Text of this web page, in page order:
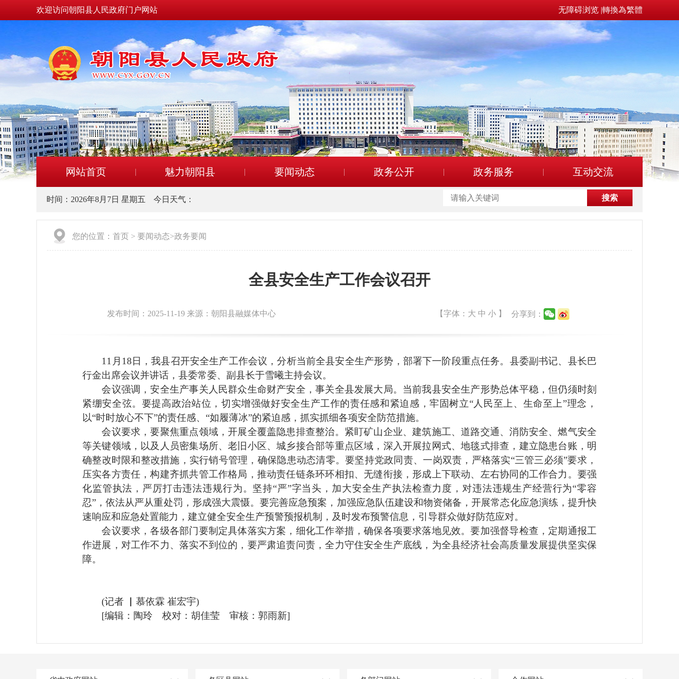
欢迎访问朝阳县人民政府门户网站 无障碍浏览 |轉換為繁體
网站首页 魅力朝阳县 要闻动态 政务公开 政务服务 互动交流
时间： 2026年8月7日 星期五 今日天气：
您的位置： 首页 > 要闻动态>政务要闻
全县安全生产工作会议召开
发布时间：2025-11-19 来源：朝阳县融媒体中心 【字体： 大 中 小 】 分享到：
11月18日，我县召开安全生产工作会议，分析当前全县安全生产形势，部署下一阶段重点任务。县委副书记、县长巴
行金出席会议并讲话，县委常委、副县长于雪曦主持会议。
会议强调，安全生产事关人民群众生命财产安全，事关全县发展大局。当前我县安全生产形势总体平稳，但仍须时刻
紧绷安全弦。要提高政治站位，切实增强做好安全生产工作的责任感和紧迫感，牢固树立“人民至上、生命至上”理念，
以“时时放心不下”的责任感、“如履薄冰”的紧迫感，抓实抓细各项安全防范措施。
会议要求，要聚焦重点领域，开展全覆盖隐患排查整治。紧盯矿山企业、建筑施工、道路交通、消防安全、燃气安全
等关键领域，以及人员密集场所、老旧小区、城乡接合部等重点区域，深入开展拉网式、地毯式排查，建立隐患台账，明
确整改时限和整改措施，实行销号管理，确保隐患动态清零。要坚持党政同责、一岗双责，严格落实“三管三必须”要求，
压实各方责任，构建齐抓共管工作格局，推动责任链条环环相扣、无缝衔接，形成上下联动、左右协同的工作合力。要强
化监管执法，严厉打击违法违规行为。坚持“严”字当头，加大安全生产执法检查力度，对违法违规生产经营行为“零容
忍”，依法从严从重处罚，形成强大震慑。要完善应急预案，加强应急队伍建设和物资储备，开展常态化应急演练，提升快
速响应和应急处置能力，建立健全安全生产预警预报机制，及时发布预警信息，引导群众做好防范应对。
会议要求，各级各部门要制定具体落实方案，细化工作举措，确保各项要求落地见效。要加强督导检查，定期通报工
作进展，对工作不力、落实不到位的，要严肃追责问责，全力守住安全生产底线，为全县经济社会高质量发展提供坚实保
障。
(记者 ▏慕依霖 崔宏宇)
[编辑：陶玲 校对：胡佳莹 审核：郭雨新]